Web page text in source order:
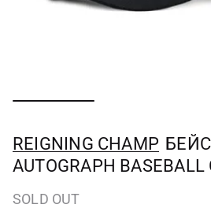
REIGNING CHAMP
AUTOGRAPH BASEBALL
SOLD OUT